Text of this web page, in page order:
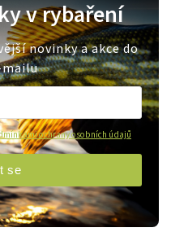
v rybaření
novinky a akce do
mailu
ochrany osobních údajů
se